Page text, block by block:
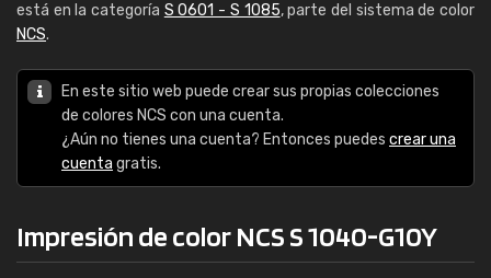
está en la categoría S 0601 - S 1085, parte del sistema de color
NCS.
En este sitio web puede crear sus propias colecciones
de colores NCS con una cuenta.
¿Aún no tienes una cuenta? Entonces puedes crear una
cuenta gratis.
Impresión de color NCS S 1040-G10Y